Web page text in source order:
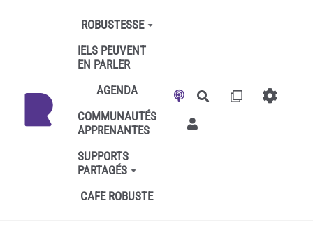
Aller au contenu principal
ROBUSTESSE
IELS PEUVENT
EN PARLER
AGENDA
COMMUNAUTÉS
APPRENANTES
SUPPORTS
PARTAGÉS
CAFE ROBUSTE
Rechercher